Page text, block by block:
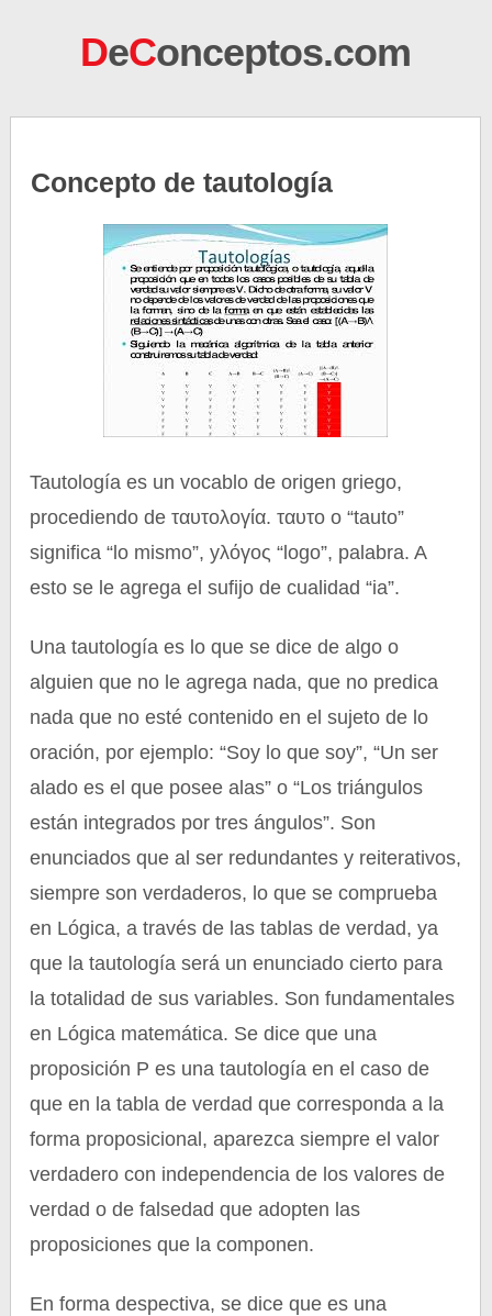
DeConceptos.com
Concepto de tautología
Tautología es un vocablo de origen griego,
procediendo de ταυτολογία. ταυτο o “tauto”
significa “lo mismo”, yλόγος “logo”, palabra. A
esto se le agrega el sufijo de cualidad “ia”.
Una tautología es lo que se dice de algo o
alguien que no le agrega nada, que no predica
nada que no esté contenido en el sujeto de lo
oración, por ejemplo: “Soy lo que soy”, “Un ser
alado es el que posee alas” o “Los triángulos
están integrados por tres ángulos”. Son
enunciados que al ser redundantes y reiterativos,
siempre son verdaderos, lo que se comprueba
en Lógica, a través de las tablas de verdad, ya
que la tautología será un enunciado cierto para
la totalidad de sus variables. Son fundamentales
en Lógica matemática. Se dice que una
proposición P es una tautología en el caso de
que en la tabla de verdad que corresponda a la
forma proposicional, aparezca siempre el valor
verdadero con independencia de los valores de
verdad o de falsedad que adopten las
proposiciones que la componen.
En forma despectiva, se dice que es una